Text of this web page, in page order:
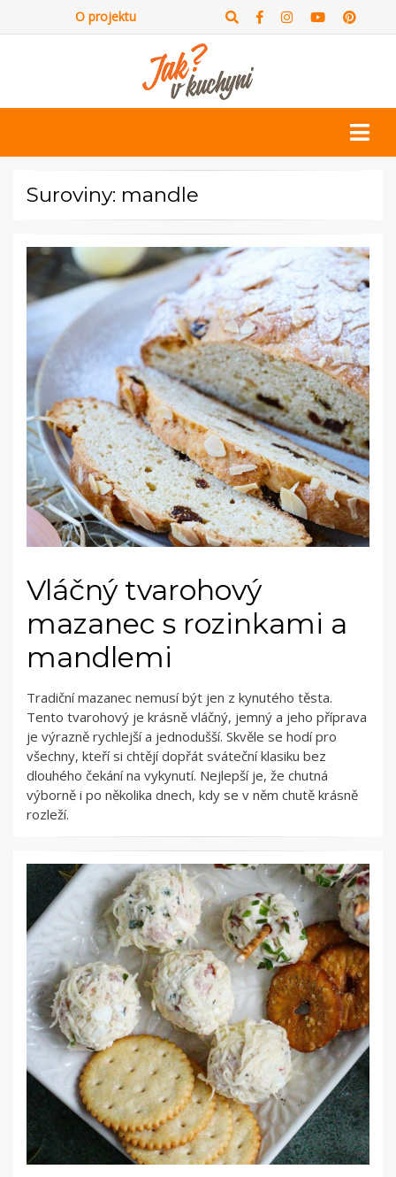
O projektu
Suroviny: mandle
Vláčný tvarohový
mazanec s rozinkami a
mandlemi
Tradiční mazanec nemusí být jen z kynutého těsta.
Tento tvarohový je krásně vláčný, jemný a jeho příprava
je výrazně rychlejší a jednodušší. Skvěle se hodí pro
všechny, kteří si chtějí dopřát sváteční klasiku bez
dlouhého čekání na vykynutí. Nejlepší je, že chutná
výborně i po několika dnech, kdy se v něm chutě krásně
rozleží.